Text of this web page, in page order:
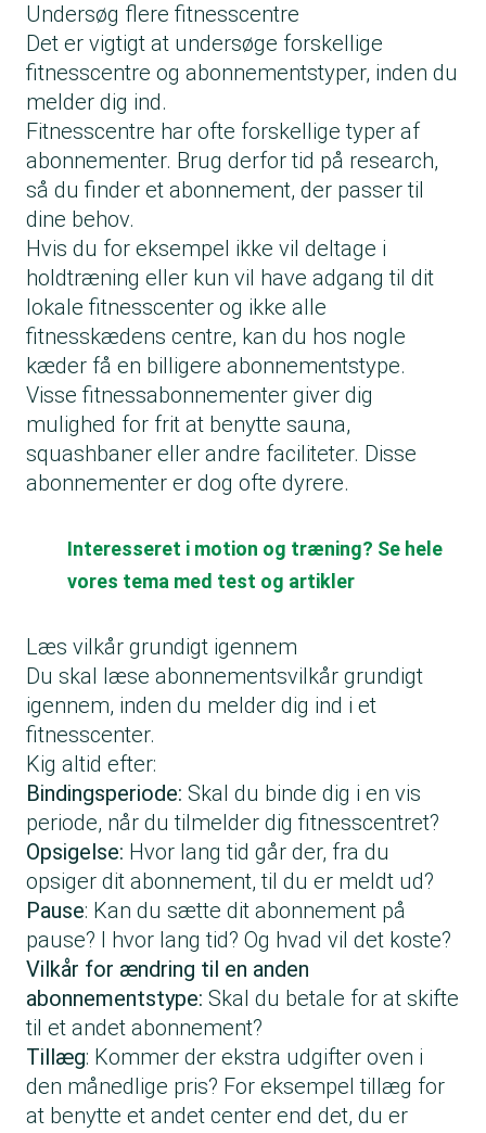
Undersøg flere fitnesscentre
Det er vigtigt at undersøge forskellige
fitnesscentre og abonnementstyper, inden du
melder dig ind.
Fitnesscentre har ofte forskellige typer af
abonnementer. Brug derfor tid på research,
så du finder et abonnement, der passer til
dine behov.
Hvis du for eksempel ikke vil deltage i
holdtræning eller kun vil have adgang til dit
lokale fitnesscenter og ikke alle
fitnesskædens centre, kan du hos nogle
kæder få en billigere abonnementstype.
Visse fitnessabonnementer giver dig
mulighed for frit at benytte sauna,
squashbaner eller andre faciliteter. Disse
abonnementer er dog ofte dyrere.
Interesseret i motion og træning? Se hele
vores tema med test og artikler
Læs vilkår grundigt igennem
Du skal læse abonnementsvilkår grundigt
igennem, inden du melder dig ind i et
fitnesscenter.
Kig altid efter:
Bindingsperiode: Skal du binde dig i en vis
periode, når du tilmelder dig fitnesscentret?
Opsigelse: Hvor lang tid går der, fra du
opsiger dit abonnement, til du er meldt ud?
Pause: Kan du sætte dit abonnement på
pause? I hvor lang tid? Og hvad vil det koste?
Vilkår for ændring til en anden
abonnementstype: Skal du betale for at skifte
til et andet abonnement?
Tillæg: Kommer der ekstra udgifter oven i
den månedlige pris? For eksempel tillæg for
at benytte et andet center end det, du er